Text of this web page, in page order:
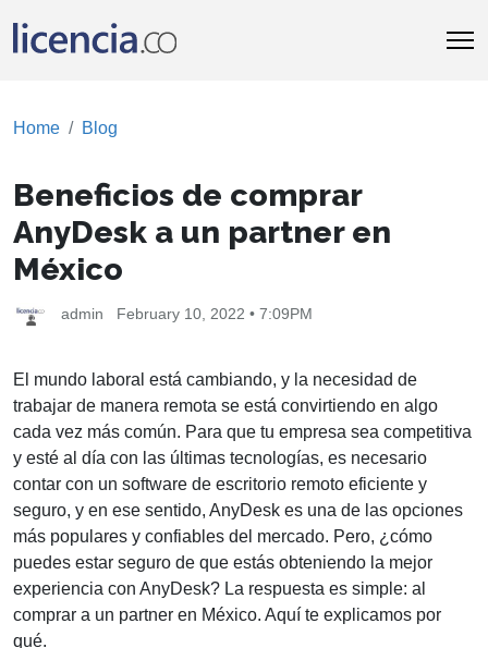
Home Blog
Beneficios de comprar
AnyDesk a un partner en
México
admin February 10, 2022 • 7:09PM
El mundo laboral está cambiando, y la necesidad de
trabajar de manera remota se está convirtiendo en algo
cada vez más común. Para que tu empresa sea competitiva
y esté al día con las últimas tecnologías, es necesario
contar con un software de escritorio remoto eficiente y
seguro, y en ese sentido, AnyDesk es una de las opciones
más populares y confiables del mercado. Pero, ¿cómo
puedes estar seguro de que estás obteniendo la mejor
experiencia con AnyDesk? La respuesta es simple: al
comprar a un partner en México. Aquí te explicamos por
qué.